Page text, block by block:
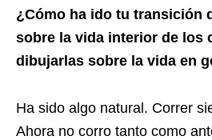
¿Cómo ha ido tu transición
sobre la vida interior de los
dibujarlas sobre la vida en
Ha sido algo natural. Correr
Ahora no corro tanto como